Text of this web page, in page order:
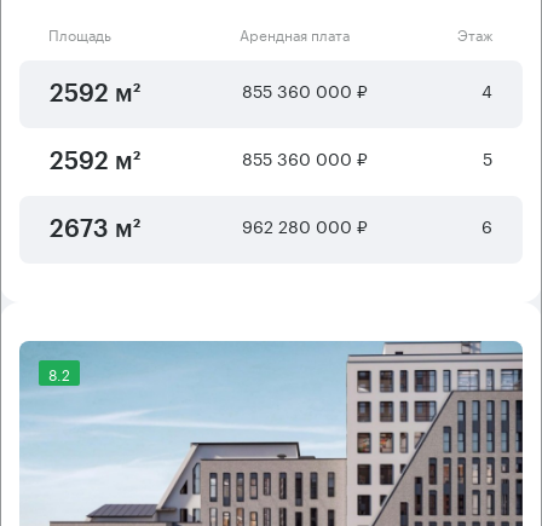
Площадь Арендная плата Этаж
2592 м² 855 360 000 ₽ 4
2592 м² 855 360 000 ₽ 5
2673 м² 962 280 000 ₽ 6
8.2